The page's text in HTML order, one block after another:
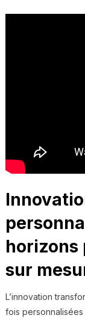
horizons
sur
L’innovation
fois